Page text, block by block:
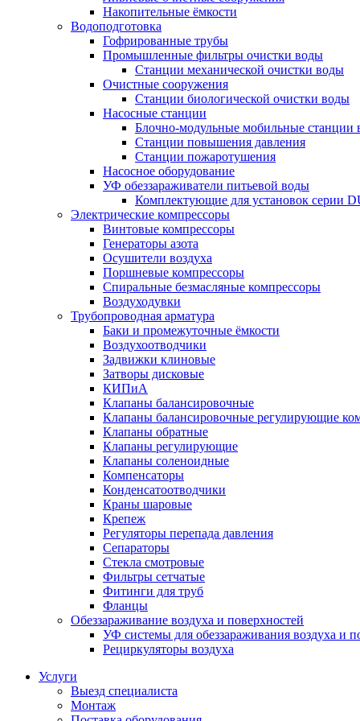
Накопительные ёмкости
Водоподготовка
Гофрированные трубы
Промышленные фильтры очистки воды
Станции механической очистки воды
Очистные сооружения
Станции биологической очистки воды
Насосные станции
Блочно-модульные мобильные станции
Станции повышения давления
Станции пожаротушения
Насосное оборудование
УФ обеззараживатели питьевой воды
Комплектующие для установок серии
Электрические компрессоры
Винтовые компрессоры
Генераторы азота
Осушители воздуха
Поршневые компрессоры
Спиральные безмасляные компрессоры
Воздуходувки
Трубопроводная арматура
Баки и промежуточные ёмкости
Воздухоотводчики
Задвижки клиновые
Затворы дисковые
КИПиА
Клапаны балансировочные
Клапаны балансировочные регулирующие
Клапаны обратные
Клапаны регулирующие
Клапаны соленоидные
Компенсаторы
Конденсатоотводчики
Краны шаровые
Крепеж
Регуляторы перепада давления
Сепараторы
Стекла смотровые
Фильтры сетчатые
Фитинги для труб
Фланцы
Обеззараживание воздуха и поверхностей
УФ системы для обеззараживания воздуха и
Рециркуляторы воздуха
Услуги
Выезд специалиста
Монтаж